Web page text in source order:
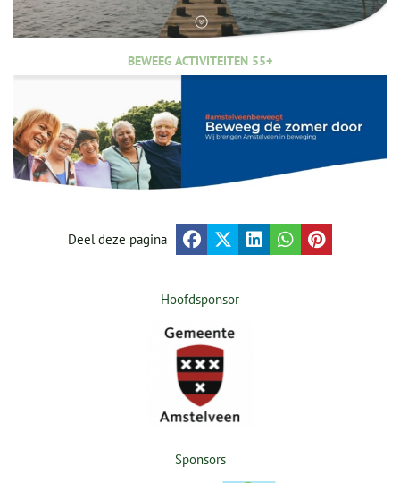
BEWEEG ACTIVITEITEN 55+
Deel deze pagina
Hoofdsponsor
Sponsors